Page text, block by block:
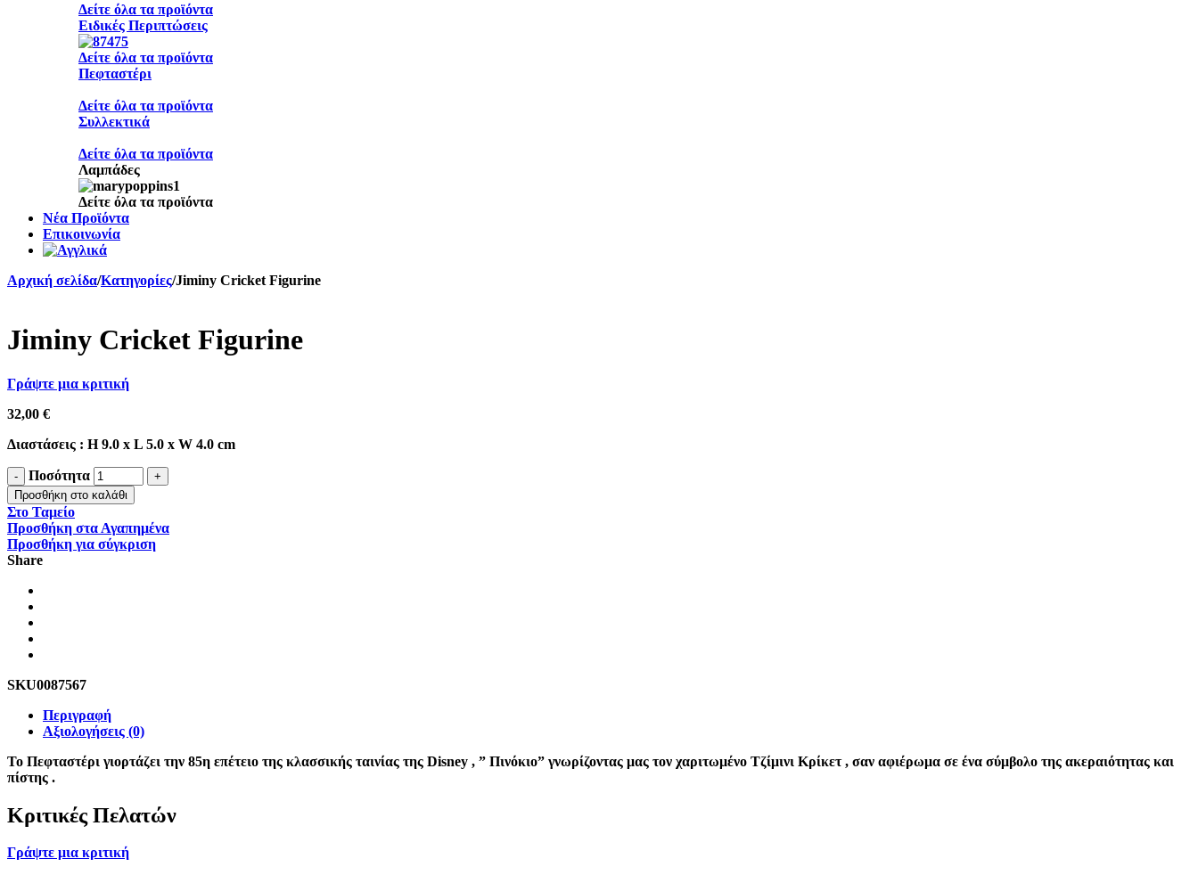
Δείτε όλα τα προϊόντα
Ειδικές Περιπτώσεις
Δείτε όλα τα προϊόντα
Πεφταστέρι
Δείτε όλα τα προϊόντα
Συλλεκτικά
Δείτε όλα τα προϊόντα
Λαμπάδες
Δείτε όλα τα προϊόντα
Νέα Προϊόντα
Επικοινωνία
Αρχική σελίδα/Κατηγορίες/Jiminy Cricket Figurine
Jiminy Cricket Figurine
Γράψτε μια κριτική
32,00 €
Διαστάσεις : H 9.0 x L 5.0 x W 4.0 cm
Ποσότητα
Προσθήκη στο καλάθι
Στο Ταμείο
Προσθήκη στα Αγαπημένα
Προσθήκη για σύγκριση
Share
SKU0087567
Περιγραφή
Αξιολογήσεις (0)
Το Πεφταστέρι γιορτάζει την 85η επέτειο της κλασσικής ταινίας της Disney , ” Πινόκιο” γνωρίζοντας μας τον χαριτωμένο Τζίμινι Κρίκετ , σαν αφιέρωμα σε ένα σύμβολο της ακεραιότητας και
πίστης .
Κριτικές Πελατών
Γράψτε μια κριτική